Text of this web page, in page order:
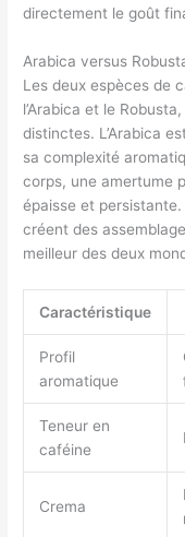
directement le goût
Arabica versus
Les deux espèces de
l’Arabica et le
distinctes. L’Arabica
sa complexité
corps, une amertume
épaisse et
créent des
meilleur des deux
Caractéristique
Profil
aromatique
Teneur en
caféine
Crema